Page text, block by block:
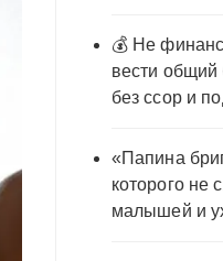
💰 Не
вести
без ссор и
«Папина
которого не
малышей и